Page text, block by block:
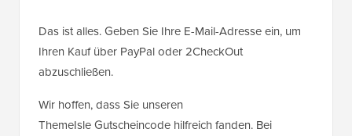
Das ist alles. Geben Sie Ihre E-Mail-Adresse ein, um
Ihren Kauf über PayPal oder 2CheckOut
abzuschließen.
Wir hoffen, dass Sie unseren
ThemeIsle Gutscheincode hilfreich fanden. Bei